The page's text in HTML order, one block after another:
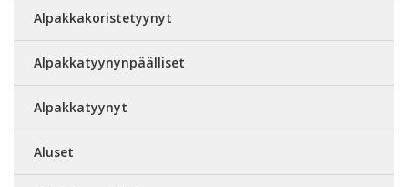
Alpakkakoristetyynyt
Alpakkatyynynpäälliset
Alpakkatyynyt
Aluset